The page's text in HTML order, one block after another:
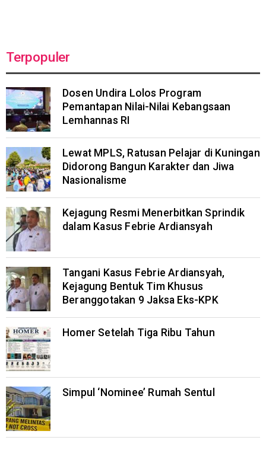
Terpopuler
Dosen Undira Lolos Program
Pemantapan Nilai-Nilai Kebangsaan
Lemhannas RI
Lewat MPLS, Ratusan Pelajar di Kuningan
Didorong Bangun Karakter dan Jiwa
Nasionalisme
Kejagung Resmi Menerbitkan Sprindik
dalam Kasus Febrie Ardiansyah
Tangani Kasus Febrie Ardiansyah,
Kejagung Bentuk Tim Khusus
Beranggotakan 9 Jaksa Eks-KPK
Homer Setelah Tiga Ribu Tahun
Simpul ‘Nominee’ Rumah Sentul